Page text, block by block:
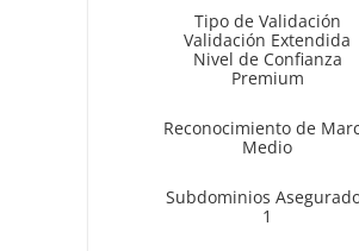
Tipo de Validación
Validación Extendida
Nivel de Confianza
Premium
Reconocimiento de
Medio
Subdominios
1